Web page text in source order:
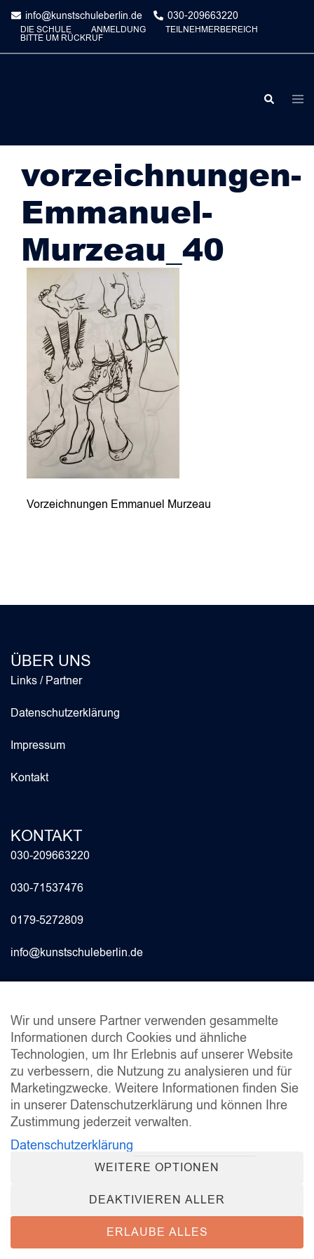
Skip
content
info@kunstschuleberlin.de 030-209663220
DIE SCHULE ANMELDUNG TEILNEHMERBEREICH
BITTE UM RÜCKRUF
Search
vorzeichnungen-
Emmanuel-
Murzeau_40
Vorzeichnungen Emmanuel Murzeau
ÜBER UNS
Links / Partner
Datenschutzerklärung
Impressum
Kontakt
KONTAKT
030-209663220
030-71537476
0179-5272809
info@kunstschuleberlin.de
INFO
Fragen & Antworten 2024
Studienberatung
Stundenpläne
Schulordnung
Dokumente
Leitbild
© 2026 Kunstschule Berlin. Proudly powered by
chat
Wir und unsere Partner verwenden gesammelte
Informationen durch Cookies und ähnliche
Technologien, um Ihr Erlebnis auf unserer Website
zu verbessern, die Nutzung zu analysieren und für
Marketingzwecke. Weitere Informationen finden Sie
in unserer Datenschutzerklärung und können Ihre
Zustimmung jederzeit verwalten.
Datenschutzerklärung
WEITERE OPTIONEN
DEAKTIVIEREN ALLER
ERLAUBE ALLES